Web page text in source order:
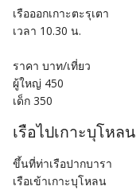
เรือออกเกาะตะรุเตา
เวลา 10.30 น.
ราคา บาท/เที่ยว
ผู้ใหญ่ 450
เด็ก 350
เรือไปเกาะบุโหลน
ขึ้นที่ท่าเรือปากบารา
เรือเข้าเกาะบุโหลน